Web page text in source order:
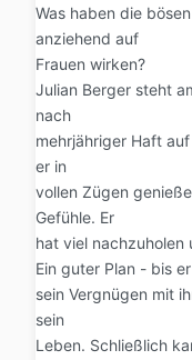
Was haben die
anziehend auf
Frauen wirken?
Julian Berger steht
nach
mehrjähriger Haft
er in
vollen Zügen
Gefühle. Er
hat viel nachzuholen
Ein guter Plan - bis
sein Vergnügen mit
sein
Leben. Schließlich